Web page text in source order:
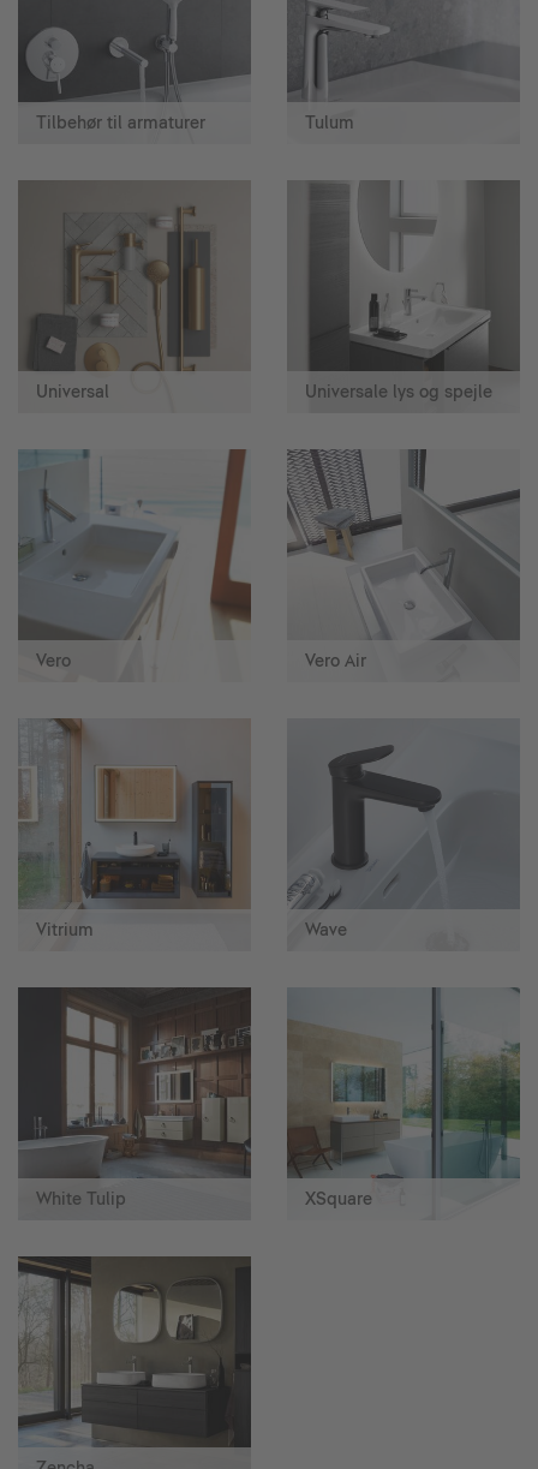
Tilbehør til armaturer Tulum
Universal Universale lys og spejle
Vero Vero Air
Vitrium Wave
White Tulip XSquare